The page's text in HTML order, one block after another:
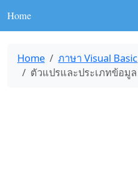
Home
Home
ภาษา Visual Basic
ตัวแปรและประเภทข้อมูล